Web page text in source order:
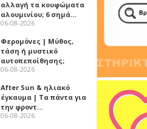
αλλαγή τα κουφώματα
αλουμινίου; 6 σημά…
06-08-2026
Φερομόνες | Μύθος,
τάση ή μυστικό
αυτοπεποίθησης;
06-08-2026
After Sun & ηλιακό
έγκαυμα | Τα πάντα για
την φροντ…
06-08-2026